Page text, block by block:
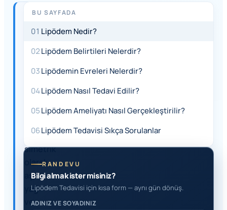
HIZLI
YANIT
genellikle
kadınlarda
ve
bacaklar
kalçalarda
simetrik
olarak
aşırı
yağ
ve
BU SAYFADA
01 Lipödem Nedir?
02Lipödem Belirtileri Nelerdir?
03Lipödemin Evreleri Nelerdir?
04Lipödem Nasıl Tedavi Edilir?
05Lipödem Ameliyatı Nasıl Gerçekleştirilir?
06Lipödem Tedavisi Sıkça Sorulanlar
RANDEVU
Bilgi almak ister misiniz?
Lipödem Tedavisi için kısa form — aynı gün dönüş.
ADINIZ VE SOYADINIZ